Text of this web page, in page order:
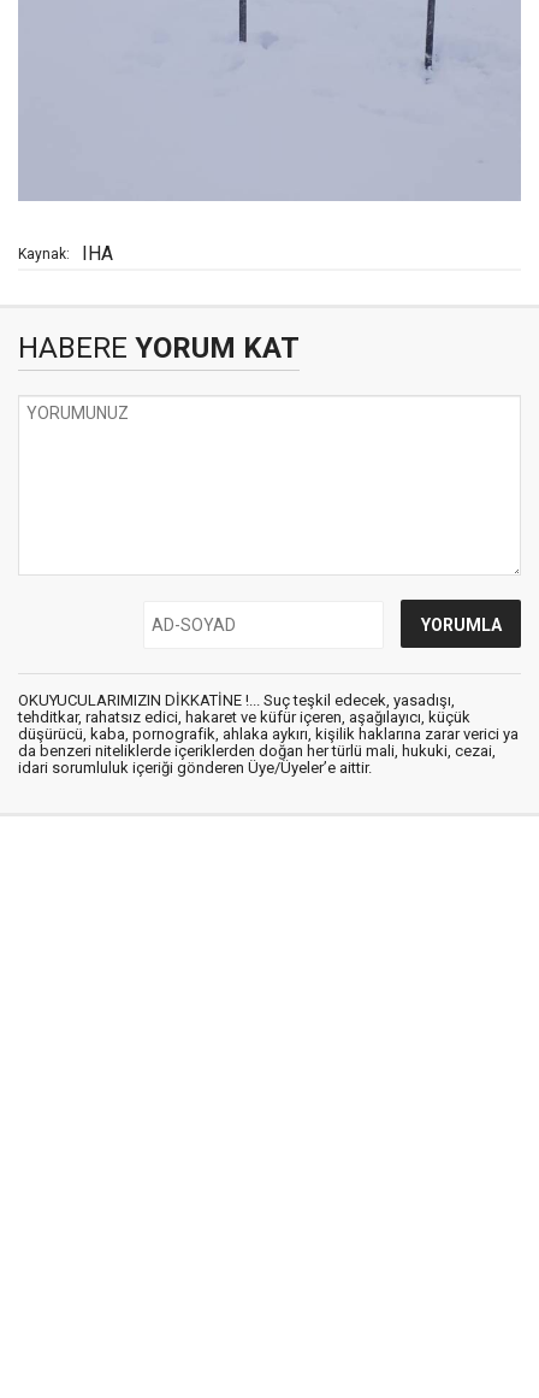
Kaynak: IHA
HABERE YORUM KAT
OKUYUCULARIMIZIN DİKKATİNE !... Suç teşkil edecek, yasadışı,
tehditkar, rahatsız edici, hakaret ve küfür içeren, aşağılayıcı, küçük
düşürücü, kaba, pornografik, ahlaka aykırı, kişilik haklarına zarar verici ya
da benzeri niteliklerde içeriklerden doğan her türlü mali, hukuki, cezai,
idari sorumluluk içeriği gönderen Üye/Üyeler’e aittir.